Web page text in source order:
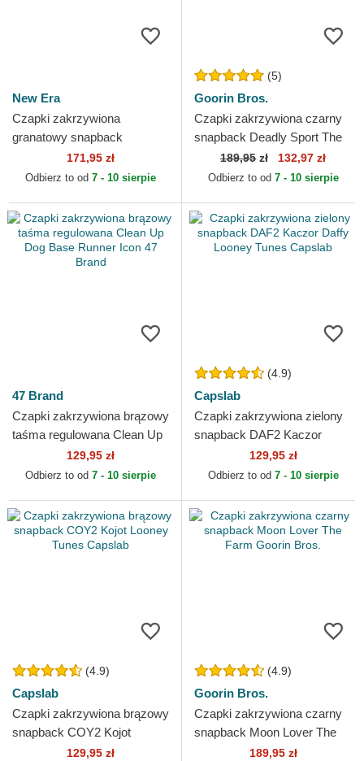
New Era
Czapki zakrzywiona
granatowy snapback
9FORTY M-Crown A Frame
Emblem New York Yankees
171,95 zł
Odbierz to od 7 - 10 sierpie
(5)
Goorin Bros.
Czapki zakrzywiona czarny
snapback Deadly Sport The
Farm Goorin Bros.
189,95 zł 132,97 zł
Odbierz to od 7 - 10 sierpie
47 Brand
Czapki zakrzywiona brązowy
taśma regulowana Clean Up
Dog Base Runner Icon 47
Brand
129,95 zł
Odbierz to od 7 - 10 sierpie
(4.9)
Capslab
Czapki zakrzywiona zielony
snapback DAF2 Kaczor
Daffy Looney Tunes Capslab
129,95 zł
Odbierz to od 7 - 10 sierpie
(4.9)
Capslab
Czapki zakrzywiona brązowy
snapback COY2 Kojot
Looney Tunes Capslab
129,95 zł
(4.9)
Goorin Bros.
Czapki zakrzywiona czarny
snapback Moon Lover The
Farm Goorin Bros.
189,95 zł